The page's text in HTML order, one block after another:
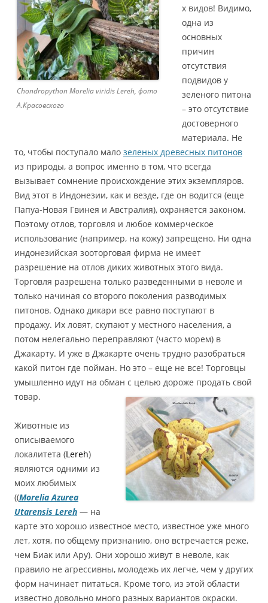
Chondropython Morelia viridis Lereh, фото
А.Красовского
х видов! Видимо,
одна из
основных
причин
отсутствия
подвидов у
зеленого питона
– это отсутствие
достоверного
материала. Не
то, чтобы поступало мало зеленых древесных питонов
из природы, а вопрос именно в том, что всегда
вызывает сомнение происхождение этих экземпляров.
Вид этот в Индонезии, как и везде, где он водится (еще
Папуа-Новая Гвинея и Австралия), охраняется законом.
Поэтому отлов, торговля и любое коммерческое
использование (например, на кожу) запрещено. Ни одна
индонезийская зооторговая фирма не имеет
разрешение на отлов диких животных этого вида.
Торговля разрешена только разведенными в неволе и
только начиная со второго поколения разводимых
питонов. Однако дикари все равно поступают в
продажу. Их ловят, скупают у местного населения, а
потом нелегально переправляют (часто морем) в
Джакарту. И уже в Джакарте очень трудно разобраться
какой питон где пойман. Но это – еще не все! Торговцы
умышленно идут на обман с целью дороже продать свой
товар.
Животные из
описываемого
локалитета (Lereh)
являются одними из
моих любимых
((Morelia Azurea
Utarensis Lereh — на
карте это хорошо известное место, известное уже много
лет, хотя, по общему признанию, оно встречается реже,
чем Биак или Ару). Они хорошо живут в неволе, как
правило не агрессивны, молодежь их легче, чем у других
форм начинает питаться. Кроме того, из этой области
известно довольно много разных вариантов окраски.